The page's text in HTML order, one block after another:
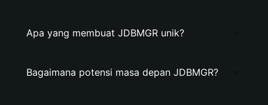
Apa yang membuat JDBMGR unik?
Bagaimana potensi masa depan JDBMGR?